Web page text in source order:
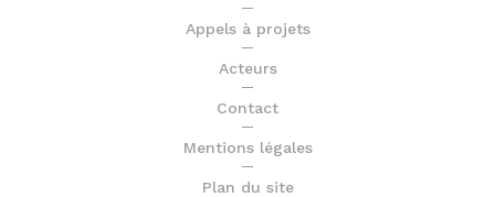
Appels à projets
Acteurs
Contact
Mentions légales
Plan du site